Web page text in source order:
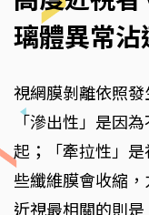
璃體異常沾
視網膜剝離依照
「滲出性」是因
起；「牽拉性」
些纖維膜會收縮
近視最相關的則是